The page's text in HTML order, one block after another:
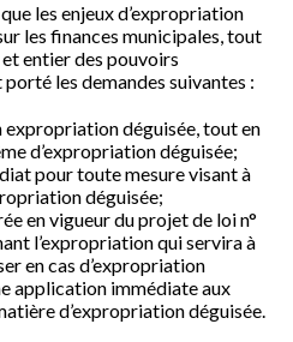
les enjeux d’expropriation
les finances municipales, tout
et entier des pouvoirs
les demandes suivantes :
expropriation déguisée, tout en
d’expropriation déguisée;
pour toute mesure visant à
déguisée;
en vigueur du projet de loi n°
l’expropriation qui servira à
en cas d’expropriation
application immédiate aux
d’expropriation déguisée.